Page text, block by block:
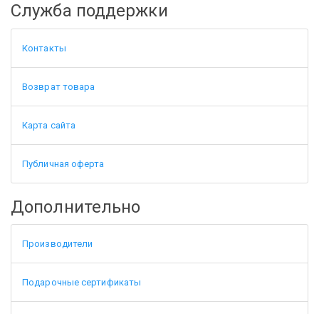
Служба поддержки
Контакты
Возврат товара
Карта сайта
Публичная оферта
Дополнительно
Производители
Подарочные сертификаты